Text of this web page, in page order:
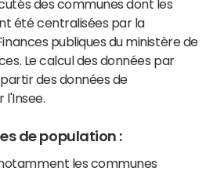
des communes dont les
été centralisées par la
publiques du ministère de
Le calcul des données par
des données de
l'Insee.
de population :
les communes